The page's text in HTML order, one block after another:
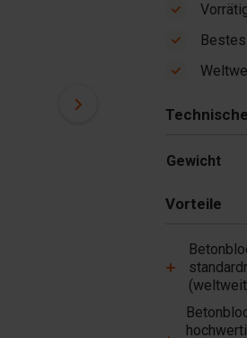
Kipper
Gewicht
Vorteile